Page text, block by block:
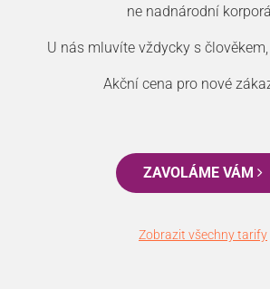
ne nadnárodní
U nás mluvíte vždycky s
Akční cena pro nové
ZAVOLÁME VÁM
Zobrazit všechny tarify